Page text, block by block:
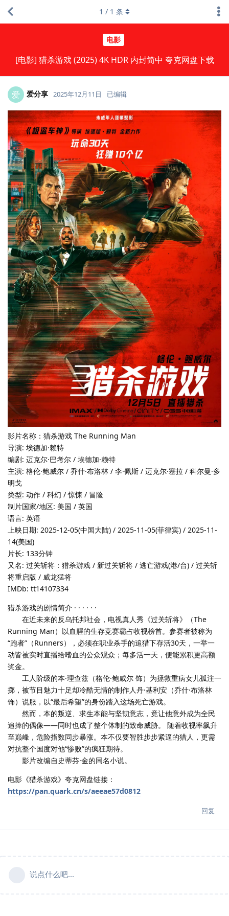
电影
[电影] 猎杀游戏 (2025) 4K HDR 内封简中 夸克网盘下载
1 / 1 条
爱 爱分享 2025年12月11日 已编辑
影片名称：猎杀游戏 The Running Man
导演: 埃德加·赖特
编剧: 迈克尔·巴考尔 / 埃德加·赖特
主演: 格伦·鲍威尔 / 乔什·布洛林 / 李·佩斯 / 迈克尔·塞拉 / 科尔曼·多
明戈
类型: 动作 / 科幻 / 惊悚 / 冒险
制片国家/地区: 美国 / 英国
语言: 英语
上映日期: 2025-12-05(中国大陆) / 2025-11-05(菲律宾) / 2025-11-
14(美国)
片长: 133分钟
又名: 过关斩将：猎杀游戏 / 新过关斩将 / 逃亡游戏(港/台) / 过关斩
将重启版 / 威龙猛将
IMDb: tt14107334
猎杀游戏的剧情简介 · · · · · ·
在近未来的反乌托邦社会，电视真人秀《过关斩将》（The
Running Man）以血腥的生存竞赛霸占收视榜首。参赛者被称为
“跑者”（Runners），必须在职业杀手的追猎下存活30天，一举一
动皆被实时直播给嗜血的公众观众；每多活一天，便能累积更高额
奖金。
工人阶级的本·理查兹（格伦·鲍威尔 饰）为拯救重病女儿孤注一
掷，被节目魅力十足却冷酷无情的制作人丹·基利安（乔什·布洛林
饰）说服，以“最后希望”的身份踏入这场死亡游戏。
然而，本的叛逆、求生本能与坚韧意志，竟让他意外成为全民
追捧的偶像——同时也成了整个体制的致命威胁。 随着收视率飙升
至巅峰，危险指数同步暴涨。本不仅要智胜步步紧逼的猎人，更需
对抗整个国度对他“惨败”的疯狂期待。
影片改编自史蒂芬·金的同名小说。
电影《猎杀游戏》夸克网盘链接：
https://pan.quark.cn/s/aeeae57d0812
回复
说点什么吧...